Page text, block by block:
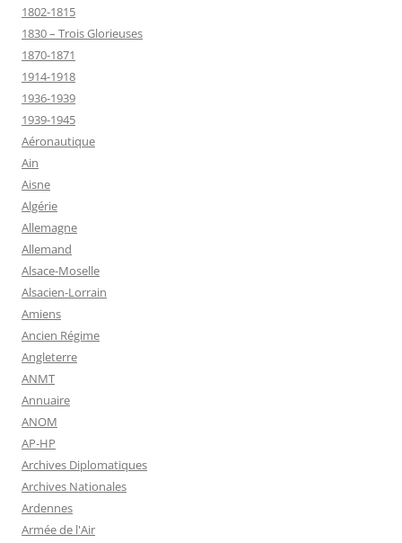
1802-1815
1830 – Trois Glorieuses
1870-1871
1914-1918
1936-1939
1939-1945
Aéronautique
Ain
Aisne
Algérie
Allemagne
Allemand
Alsace-Moselle
Alsacien-Lorrain
Amiens
Ancien Régime
Angleterre
ANMT
Annuaire
ANOM
AP-HP
Archives Diplomatiques
Archives Nationales
Ardennes
Armée de l'Air